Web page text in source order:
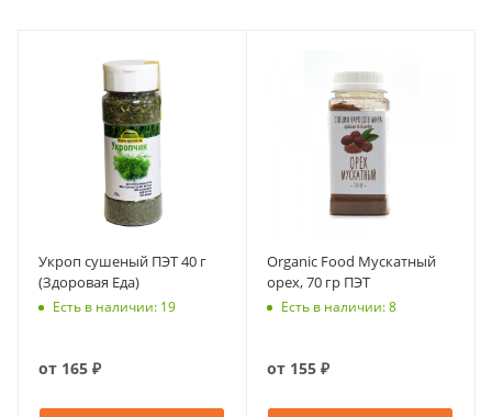
Укроп сушеный ПЭТ 40 г
(Здоровая Еда)
Есть в наличии: 19
от 165 ₽
Organic Food Мускатный
орех, 70 гр ПЭТ
Есть в наличии: 8
от 155 ₽